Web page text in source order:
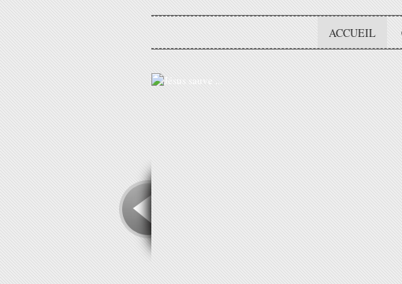
ACCUEIL